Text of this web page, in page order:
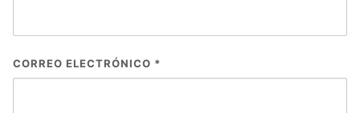
CORREO ELECTRÓNICO *